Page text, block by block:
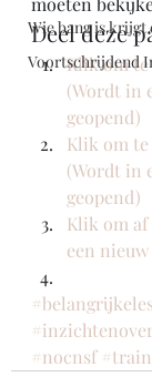
Wie bang is krijgt
Voortschrijdend
Deel deze
Klik om te
(Wordt in
geopend)
Klik om
(Wordt in
geopend)
Klik om
een
#nocnsf